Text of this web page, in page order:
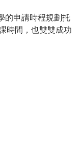
的申請時程規劃托
時間，也雙雙成功